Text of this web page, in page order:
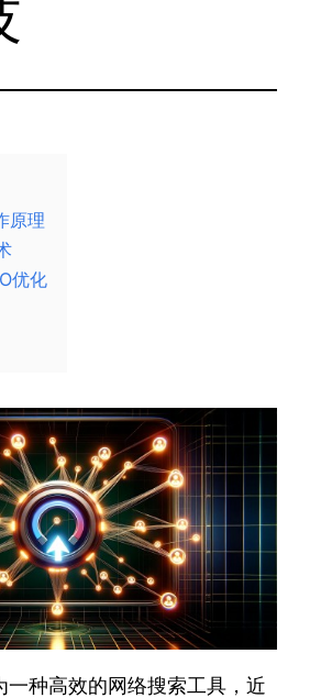
原理
优化
一种高效的网络搜索工具，近